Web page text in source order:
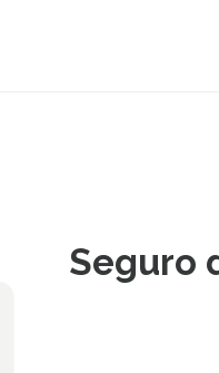
Seguro